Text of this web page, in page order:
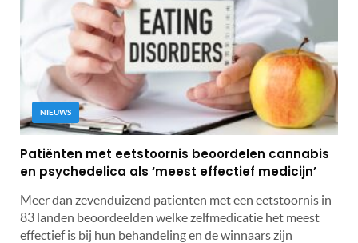
NIEUWS
Patiënten met eetstoornis beoordelen cannabis
en psychedelica als ‘meest effectief medicijn’
Meer dan zevenduizend patiënten met een eetstoornis in
83 landen beoordeelden welke zelfmedicatie het meest
effectief is bij hun behandeling en de winnaars zijn